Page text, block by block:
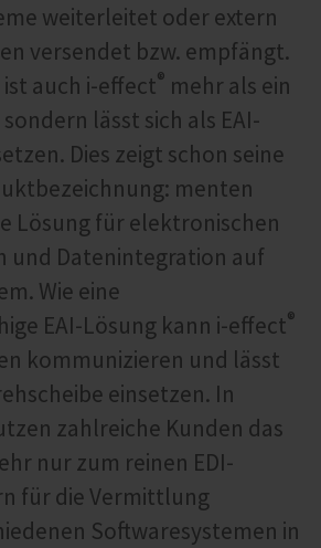
weiterleitet oder extern
versendet bzw. empfängt.
auch i‑effect® mehr als ein
lässt sich als EAI-
Dies zeigt schon seine
menten
Lösung für elektronischen
und Datenintegration auf
Wie eine
EAI-Lösung kann i‑effect®
kommunizieren und lässt
einsetzen. In
zahlreiche Kunden das
nur zum reinen EDI-
für die Vermittlung
Softwaresystemen in